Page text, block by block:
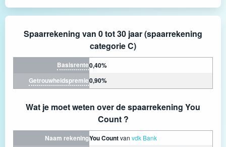
Spaarrekening van 0 tot 30 jaar (spaarrekening
categorie C)
Basisrente0,40%
Getrouwheidspremie0,90%
Wat je moet weten over de spaarrekening You
Count ?
Naam rekeningYou Countvan vdk Bank